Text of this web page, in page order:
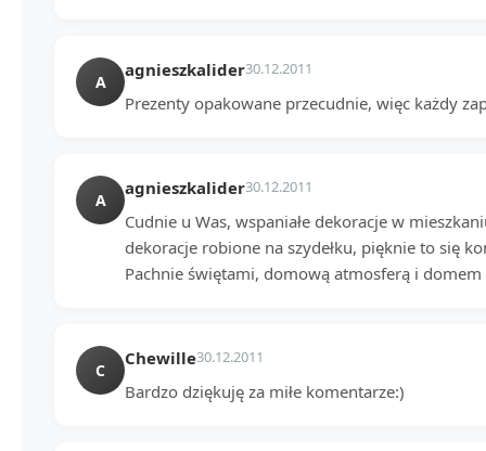
A
agnieszkalider30.12.2011
Prezenty opakowane przecudnie, więc każdy
A
agnieszkalider30.12.2011
Cudnie u Was, wspaniałe dekoracje w
dekoracje robione na szydełku, pięknie to się
Pachnie świętami, domową atmosferą i
C
Chewille30.12.2011
Bardzo dziękuję za miłe komentarze:)